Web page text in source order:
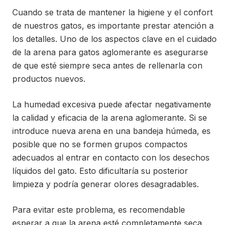
Cuando se trata de mantener la higiene y el confort
de nuestros gatos, es importante prestar atención a
los detalles. Uno de los aspectos clave en el cuidado
de la arena para gatos aglomerante es asegurarse
de que esté siempre seca antes de rellenarla con
productos nuevos.
La humedad excesiva puede afectar negativamente
la calidad y eficacia de la arena aglomerante. Si se
introduce nueva arena en una bandeja húmeda, es
posible que no se formen grupos compactos
adecuados al entrar en contacto con los desechos
líquidos del gato. Esto dificultaría su posterior
limpieza y podría generar olores desagradables.
Para evitar este problema, es recomendable
esperar a que la arena esté completamente seca